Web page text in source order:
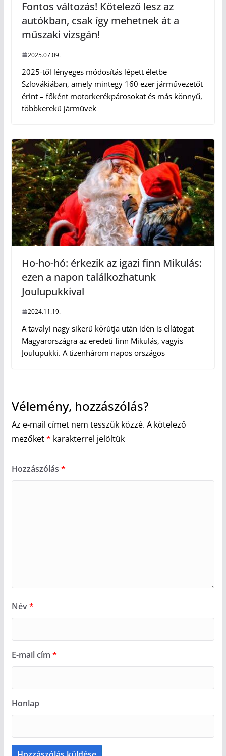
Fontos változás! Kötelező lesz az
autókban, csak így mehetnek át a
műszaki vizsgán!
2025.07.09.
2025-től lényeges módosítás lépett életbe
Szlovákiában, amely mintegy 160 ezer járművezetőt
érint – főként motorkerékpárosokat és más könnyű,
többkerekű járművek
Ho-ho-hó: érkezik az igazi finn Mikulás:
ezen a napon találkozhatunk
Joulupukkival
2024.11.19.
A tavalyi nagy sikerű körútja után idén is ellátogat
Magyarországra az eredeti finn Mikulás, vagyis
Joulupukki. A tizenhárom napos országos
Vélemény, hozzászólás?
Az e-mail címet nem tesszük közzé. A kötelező
mezőket* karakterrel jelöltük
Hozzászólás *
Név*
E-mail cím *
Honlap